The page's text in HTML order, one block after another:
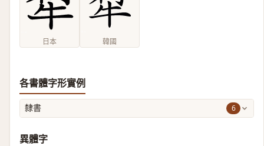
日本 韓國
各書體字形實例
隸書 6
異體字